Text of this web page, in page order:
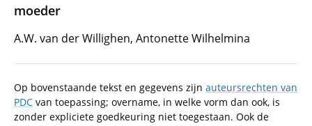
moeder
A.W. van der Willighen, Antonette Wilhelmina
Op bovenstaande tekst en gegevens zijn auteursrechten van
PDC van toepassing; overname, in welke vorm dan ook, is
zonder expliciete goedkeuring niet toegestaan. Ook de